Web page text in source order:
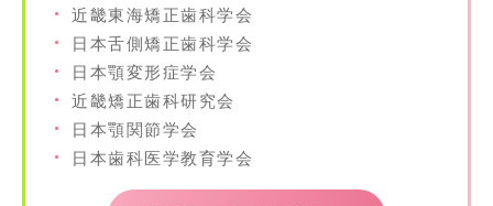
近畿東海矯正歯科学会
日本舌側矯正歯科学会
日本顎変形症学会
近畿矯正歯科研究会
日本顎関節学会
日本歯科医学教育学会